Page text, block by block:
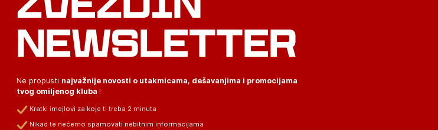
NEWSLETTER
Ne propusti najvažnije novosti o utakmicama, dešavanjima i promocijama
tvog omiljenog kluba !
Kratki imejlovi za koje ti treba 2 minuta
Nikad te nećemo spamovati nebitnim informacijama